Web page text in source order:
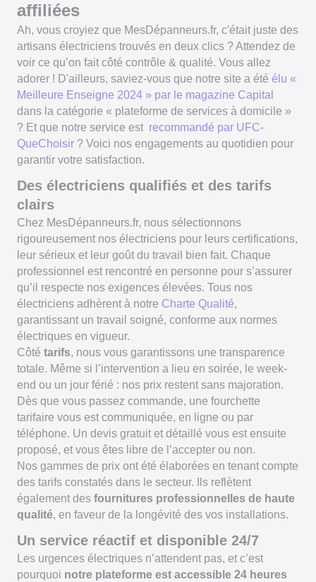
affiliées
Ah, vous croyiez que MesDépanneurs.fr, c'était juste des
artisans électriciens trouvés en deux clics ? Attendez de
voir ce qu’on fait côté contrôle & qualité. Vous allez
adorer ! D'ailleurs, saviez-vous que notre site a été élu «
Meilleure Enseigne 2024 » par le magazine Capital
dans la catégorie « plateforme de services à domicile »
? Et que notre service est recommandé par UFC-
QueChoisir ? Voici nos engagements au quotidien pour
garantir votre satisfaction.
Des électriciens qualifiés et des tarifs
clairs
Chez MesDépanneurs.fr, nous sélectionnons
rigoureusement nos électriciens pour leurs certifications,
leur sérieux et leur goût du travail bien fait. Chaque
professionnel est rencontré en personne pour s’assurer
qu’il respecte nos exigences élevées. Tous nos
électriciens adhèrent à notre Charte Qualité,
garantissant un travail soigné, conforme aux normes
électriques en vigueur.
Côté tarifs, nous vous garantissons une transparence
totale. Même si l’intervention a lieu en soirée, le week-
end ou un jour férié : nos prix restent sans majoration.
Dès que vous passez commande, une fourchette
tarifaire vous est communiquée, en ligne ou par
téléphone. Un devis gratuit et détaillé vous est ensuite
proposé, et vous êtes libre de l’accepter ou non.
Nos gammes de prix ont été élaborées en tenant compte
des tarifs constatés dans le secteur. Ils reflètent
également des fournitures professionnelles de haute
qualité, en faveur de la longévité des vos installations.
Un service réactif et disponible 24/7
Les urgences électriques n’attendent pas, et c’est
pourquoi notre plateforme est accessible 24 heures